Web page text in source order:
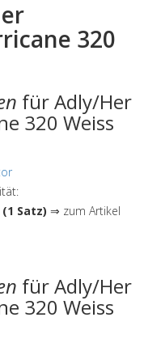
320
für Adly/Her
320 Weiss
Satz) ⇒ zum Artikel
für Adly/Her
320 Weiss